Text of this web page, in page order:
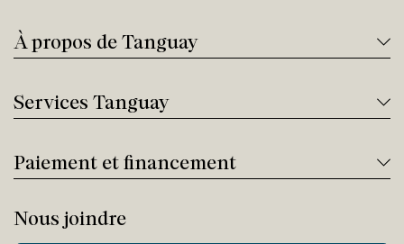
À propos de Tanguay
Services Tanguay
Paiement et financement
Nous joindre